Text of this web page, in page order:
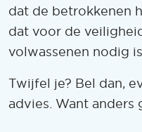
dat de betrokkenen
dat voor de
volwassenen nodig
Twijfel je? Bel dan,
advies. Want anders